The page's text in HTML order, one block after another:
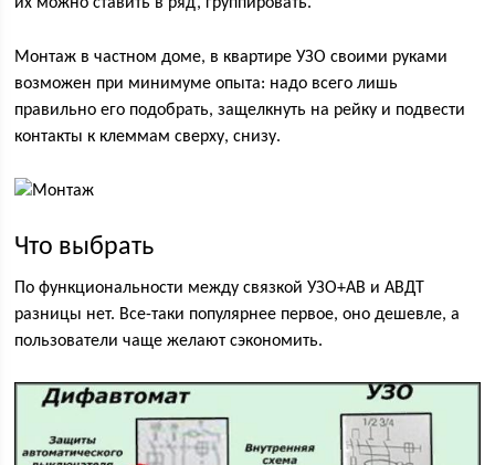
их можно ставить в ряд, группировать.
Монтаж в частном доме, в квартире УЗО своими руками
возможен при минимуме опыта: надо всего лишь
правильно его подобрать, защелкнуть на рейку и подвести
контакты к клеммам сверху, снизу.
Что выбрать
По функциональности между связкой УЗО+АВ и АВДТ
разницы нет. Все-таки популярнее первое, оно дешевле, а
пользователи чаще желают сэкономить.